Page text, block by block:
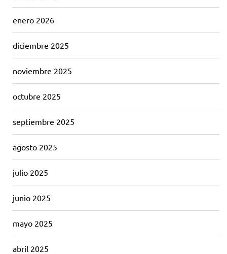
enero 2026
diciembre 2025
noviembre 2025
octubre 2025
septiembre 2025
agosto 2025
julio 2025
junio 2025
mayo 2025
abril 2025